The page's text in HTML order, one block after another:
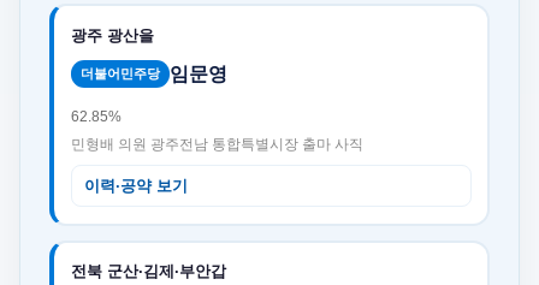
광주 광산을
더불어민주당 임문영
62.85%
민형배 의원 광주전남 통합특별시장 출마 사직
이력·공약 보기
전북 군산·김제·부안갑